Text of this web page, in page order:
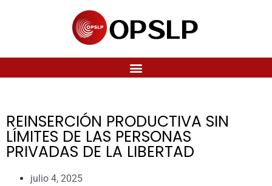
REINSERCIÓN PRODUCTIVA SIN
LÍMITES DE LAS PERSONAS
PRIVADAS DE LA LIBERTAD
julio 4, 2025